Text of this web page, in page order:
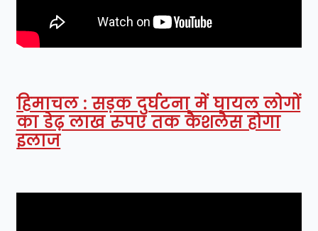
हिमाचल : सड़क दुर्घटना में घायल लोगों
का डेढ़ लाख रुपए तक कैशलैस होगा
इलाज